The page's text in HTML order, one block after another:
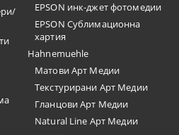
EPSON инк-джет фотомедии
EPSON Сублимационна
хартия
Hahnemuehle
Матови Арт Медии
Текстурирани Арт Медии
Гланцови Арт Медии
Natural Line Арт Медии